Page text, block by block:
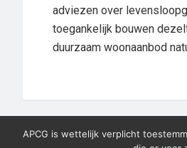
adviezen over
toegankelijk bouwen
duurzaam woonaanbod
APCG is wettelijk verplicht